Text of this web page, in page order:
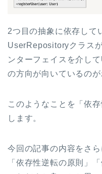
2つ目の抽象に依存して
UserRepositoryクラス
ンターフェイスを介し
の方向が向いているのが
このようなことを「依
します。
今回の記事の内容をさ
「依存性逆転の原則」